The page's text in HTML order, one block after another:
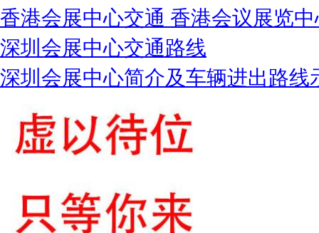
香港会展中心交通 香港会议展览
深圳会展中心交通路线
深圳会展中心简介及车辆进出路线